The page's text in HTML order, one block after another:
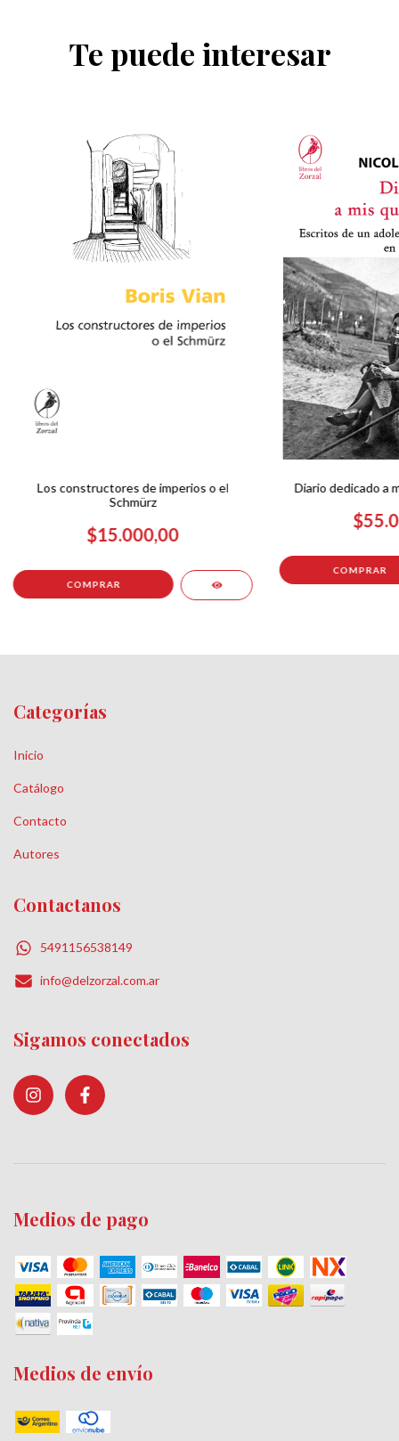
Te puede interesar
Los constructores de imperios o el
Schmürz
$15.000,00
Diario dedicado a
Categorías
Inicio
Catálogo
Contacto
Autores
Contactanos
5491156538149
info@delzorzal.com.ar
Sigamos conectados
Medios de pago
Medios de envío